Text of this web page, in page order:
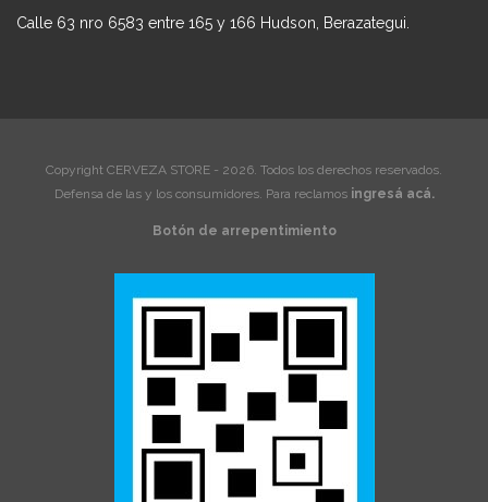
Calle 63 nro 6583 entre 165 y 166 Hudson, Berazategui.
Copyright CERVEZA STORE - 2026. Todos los derechos reservados.
Defensa de las y los consumidores. Para reclamos ingresá acá.
Botón de arrepentimiento